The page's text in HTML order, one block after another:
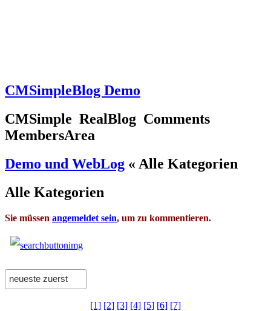
CMSimpleBlog Demo
CMSimple RealBlog Comments
MembersArea
Demo und WebLog « Alle Kategorien
Alle Kategorien
Sie müssen angemeldet sein, um zu kommentieren.
[1] [2] [3] [4] [5] [6] [7]